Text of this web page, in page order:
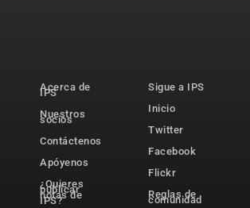
Acerca de
IPS
Nuestros
socios
Contáctenos
Apóyenos
¿Quieres
publicar
notas de
IPS?
Sigue a IPS
Inicio
Twitter
Facebook
Flickr
Reglas de
comunidad